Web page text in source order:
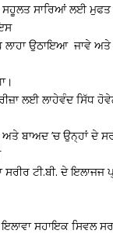
ਸਾਰਿਆਂ ਲਈ ਮੁਫਤ
ਉਠਾਇਆ ਜਾਵੇ ਅਤੇ
ਲਈ ਲਾਹੇਵੰਦ ਸਿੱਧ
ਬਾਅਦ ’ਚ ਉਨ੍ਹਾਂ ਦੇ
ਸਰੀਰ ਟੀ.ਬੀ. ਦੇ
ਸਹਾਇਕ ਸਿਵਲ